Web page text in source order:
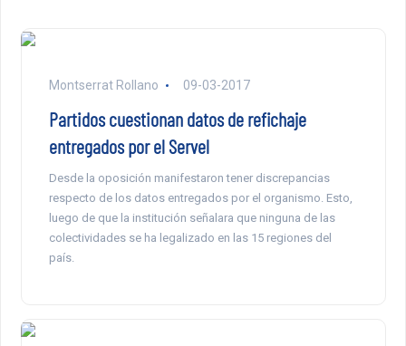
Montserrat Rollano 09-03-2017
Partidos cuestionan datos de refichaje
entregados por el Servel
Desde la oposición manifestaron tener discrepancias
respecto de los datos entregados por el organismo. Esto,
luego de que la institución señalara que ninguna de las
colectividades se ha legalizado en las 15 regiones del
país.